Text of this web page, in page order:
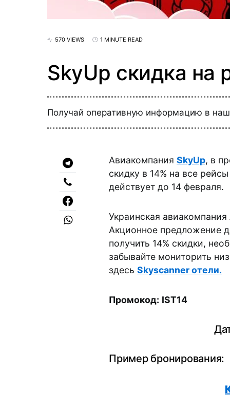
570 VIEWS 1 MINUTE READ
SkyUp скидка на
Получай оперативную информацию в
Авиакомпания SkyUp, в
скидку в 14% на все
действует до 14 февраля.
Украинская
Акционное предложение
получить 14% скидки,
забывайте мониторить
здесь Skyscanner отели.
Промокод: IST14
Пример бронирования: